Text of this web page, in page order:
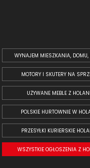
WYNAJEM MIESZKANIA, DOMU,
MOTORY I SKUTERY NA
UŻYWANE MEBLE Z
POLSKIE HURTOWNIE W
PRZESYŁKI KURIERSKIE
WSZYSTKIE OGŁOSZENIA Z